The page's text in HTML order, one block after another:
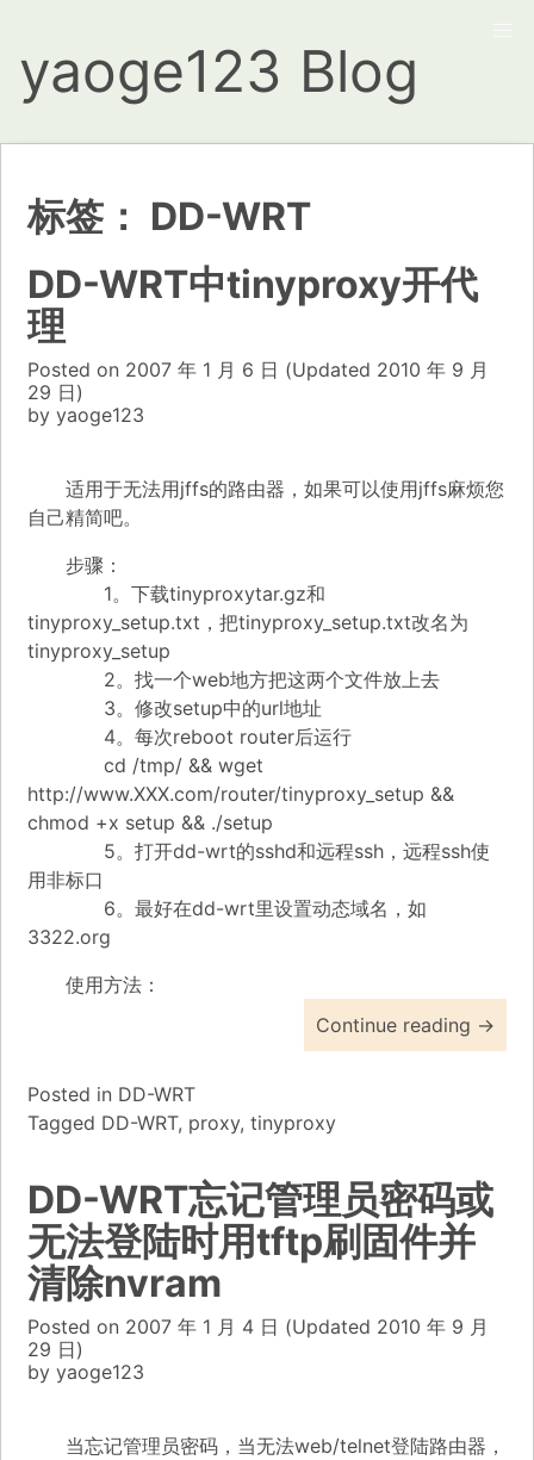
yaoge123 Blog
标签： DD-WRT
DD-WRT中tinyproxy开代
理
Posted on 2007 年 1 月 6 日 (Updated 2010 年 9 月
29 日)
by yaoge123
适用于无法用jffs的路由器，如果可以使用jffs麻烦您
自己精简吧。
步骤：
1。下载tinyproxytar.gz和
tinyproxy_setup.txt ，把tinyproxy_setup.txt改名为
tinyproxy_setup
2。找一个web地方把这两个文件放上去
3。修改setup中的url地址
4。每次reboot router后运行
cd /tmp/ && wget
http://www.XXX.com/router/tinyproxy_setup &&
chmod +x setup && ./setup
5。打开dd-wrt的sshd和远程ssh，远程ssh使
用非标口
6。最好在dd-wrt里设置动态域名，如
3322.org
使用方法：
Continue reading →
Posted in DD-WRT
Tagged DD-WRT, proxy, tinyproxy
DD-WRT忘记管理员密码或
无法登陆时用tftp刷固件并
清除nvram
Posted on 2007 年 1 月 4 日 (Updated 2010 年 9 月
29 日)
by yaoge123
当忘记管理员密码，当无法web/telnet登陆路由器，